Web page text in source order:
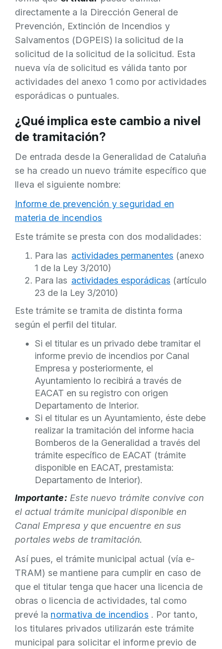
directamente a la Dirección General de
Prevención, Extinción de Incendios y
Salvamentos (DGPEIS) la solicitud de la
solicitud de la solicitud de la solicitud. Esta
nueva vía de solicitud es válida tanto por
actividades del anexo 1 como por actividades
esporádicas o puntuales.
¿Qué implica este cambio a nivel
de tramitación?
De entrada desde la Generalidad de Cataluña
se ha creado un nuevo trámite específico que
lleva el siguiente nombre:
Informe de prevención y seguridad en
materia de incendios
Este trámite se presta con dos modalidades:
Para las actividades permanentes (anexo
1 de la Ley 3/2010)
Para las actividades esporádicas (artículo
23 de la Ley 3/2010)
Este trámite se tramita de distinta forma
según el perfil del titular.
Si el titular es un privado debe tramitar el
informe previo de incendios por Canal
Empresa y posteriormente, el
Ayuntamiento lo recibirá a través de
EACAT en su registro con origen
Departamento de Interior.
Si el titular es un Ayuntamiento, éste debe
realizar la tramitación del informe hacia
Bomberos de la Generalidad a través del
trámite específico de EACAT (trámite
disponible en EACAT, prestamista:
Departamento de Interior).
Importante: Este nuevo trámite convive con
el actual trámite municipal disponible en
Canal Empresa y que encuentre en sus
portales webs de tramitación.
Así pues, el trámite municipal actual (vía e-
TRAM) se mantiene para cumplir en caso de
que el titular tenga que hacer una licencia de
obras o licencia de actividades, tal como
prevé la normativa de incendios . Por tanto,
los titulares privados utilizarán este trámite
municipal para solicitar el informe previo de